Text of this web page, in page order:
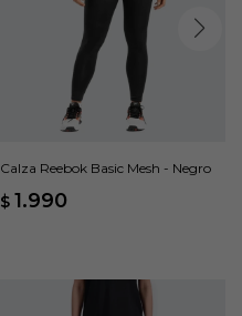
Calza Reebok Basic Mesh - Negro
$ 1.990